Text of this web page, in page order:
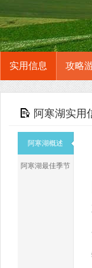
实用信息 攻略
阿寒湖实用
阿寒湖概述
阿寒湖最佳季节